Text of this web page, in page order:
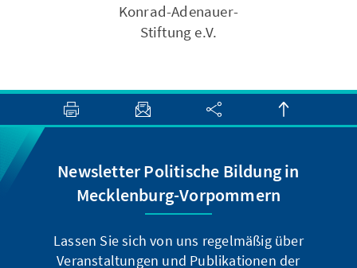
Konrad-Adenauer-
Stiftung e.V.
Newsletter Politische Bildung in
Mecklenburg-Vorpommern
Lassen Sie sich von uns regelmäßig über
Veranstaltungen und Publikationen der